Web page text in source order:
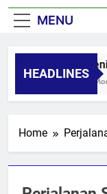
MENU
HEADLINES
8
Home